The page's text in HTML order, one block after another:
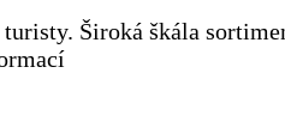
Široká škála